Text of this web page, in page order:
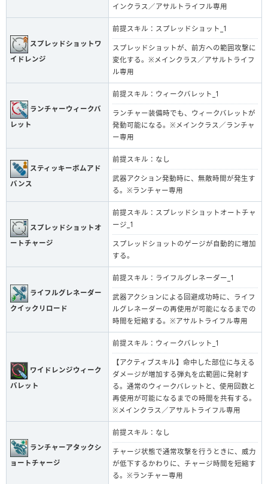
インクラス／アサルトライフル専用
スプレッドショットワ
イドレンジ
前提スキル：スプレッドショット_1
スプレッドショットが、前方への範囲攻撃に
変化する。※メインクラス／アサルトライフ
ル専用
ランチャーウィークバ
レット
前提スキル：ウィークバレット_1
ランチャー装備時でも、ウィークバレットが
発動可能になる。※メインクラス／ランチャ
ー専用
スティッキーボムアド
バンス
前提スキル：なし
武器アクション発動時に、無敵時間が発生す
る。※ランチャー専用
スプレッドショットオ
ートチャージ
前提スキル：スプレッドショットオートチャ
ージ_1
スプレッドショットのゲージが自動的に増加
する。
ライフルグレネーダー
クイックリロード
前提スキル：ライフルグレネーダー_1
武器アクションによる回避成功時に、ライフ
ルグレネーダーの再使用が可能になるまでの
時間を短縮する。※アサルトライフル専用
ワイドレンジウィーク
バレット
前提スキル：ウィークバレット_1
【アクティブスキル】命中した部位に与える
ダメージが増加する弾丸を広範囲に発射す
る。通常のウィークバレットと、使用回数と
再使用が可能になるまでの時間を共有する。
※メインクラス／アサルトライフル専用
ランチャーアタックシ
ョートチャージ
前提スキル：なし
チャージ状態で通常攻撃を行うときに、威力
が低下するかわりに、チャージ時間を短縮す
る。※ランチャー専用